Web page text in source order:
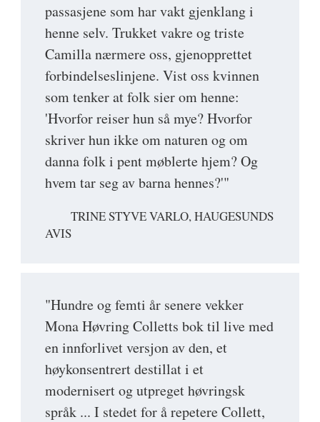
passasjene som har vakt gjenklang i
henne selv. Trukket vakre og triste
Camilla nærmere oss, gjenopprettet
forbindelseslinjene. Vist oss kvinnen
som tenker at folk sier om henne:
'Hvorfor reiser hun så mye? Hvorfor
skriver hun ikke om naturen og om
danna folk i pent møblerte hjem? Og
hvem tar seg av barna hennes?'"
TRINE STYVE VARLO, HAUGESUNDS
AVIS
"Hundre og femti år senere vekker
Mona Høvring Colletts bok til live med
en innforlivet versjon av den, et
høykonsentrert destillat i et
modernisert og utpreget høvringsk
språk ... I stedet for å repetere Collett,